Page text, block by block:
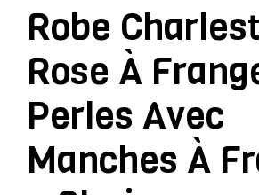
Robe
Rose À
Perles Avec
Manches À